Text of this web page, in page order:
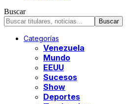
Buscar
Categorías
Venezuela
Mundo
EEUU
Sucesos
Show
Deportes